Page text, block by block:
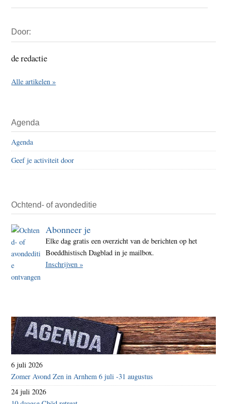
Sidebar
Door:
de redactie
Alle artikelen »
Agenda
Agenda
Geef je activiteit door
Ochtend- of avondeditie
Abonneer je
Elke dag gratis een overzicht van de berichten op het
Boeddhistisch Dagblad in je mailbox.
Inschrijven »
6 juli 2026
Zomer Avond Zen in Arnhem 6 juli -31 augustus
24 juli 2026